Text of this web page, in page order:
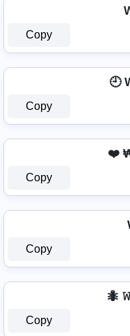
Copy
🕘
Copy
❤️
Copy
Copy
🐜
Copy